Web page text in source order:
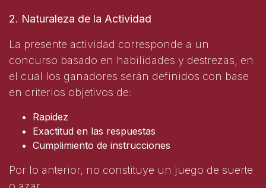
2. Naturaleza de la Actividad
La presente actividad corresponde a un
concurso basado en habilidades y destrezas, en
el cual los ganadores serán definidos con base
en criterios objetivos de:
Rapidez
Exactitud en las respuestas
Cumplimiento de instrucciones
Por lo anterior, no constituye un juego de suerte